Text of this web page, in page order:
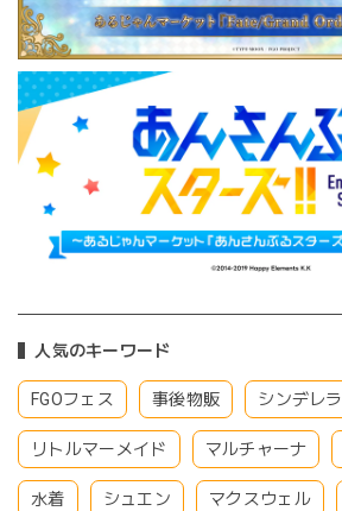
人気のキーワード
FGOフェス 事後物販 シンデレラ
リトルマーメイド マルチャーナ
水着 シュエン マクスウェル